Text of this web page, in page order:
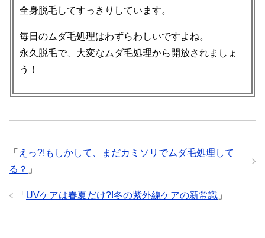
全身脱毛してすっきりしています。
毎日のムダ毛処理はわずらわしいですよね。
永久脱毛で、大変なムダ毛処理から開放されましょ
う！
「 えっ?!もしかして、まだカミソリでムダ毛処理して
る？ 」
「 UVケアは春夏だけ?!冬の紫外線ケアの新常識 」